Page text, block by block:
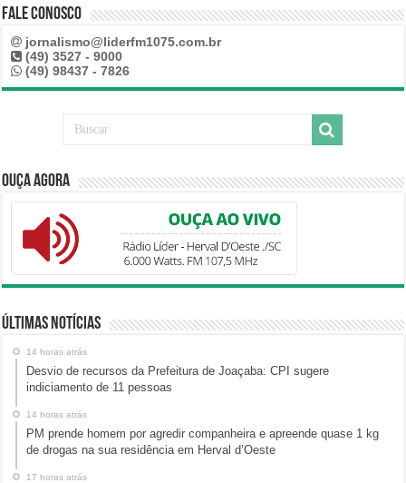
Fale Conosco
jornalismo@liderfm1075.com.br
(49) 3527 - 9000
(49) 98437 - 7826
Ouça Agora
Últimas Notícias
14 horas atrás
Desvio de recursos da Prefeitura de Joaçaba: CPI sugere
indiciamento de 11 pessoas
14 horas atrás
PM prende homem por agredir companheira e apreende quase 1 kg
de drogas na sua residência em Herval d’Oeste
17 horas atrás